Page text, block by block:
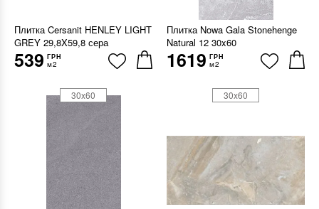
Плитка Cersanit HENLEY LIGHT
GREY 29,8X59,8 сера
539 ГРН
м2
Плитка Nowa Gala Stonehenge
Natural 12 30x60
1619 ГРН
м2
30x60 30x60